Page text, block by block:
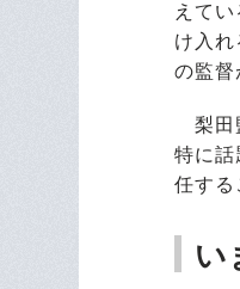
えて
け入
の監督
梨田
特に話
任する
い